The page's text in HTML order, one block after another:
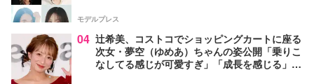
モデルプレス
04 辻希美、コストコでショッピングカートに座る
次女・夢空（ゆめあ）ちゃんの姿公開「乗りこ
なしてる感じが可愛すぎ」「成長を感じる」の